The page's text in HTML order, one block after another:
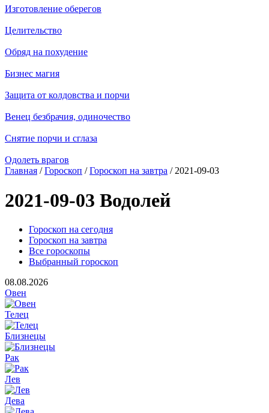
Изготовление оберегов
Целительство
Обряд на похудение
Бизнес магия
Защита от колдовства и порчи
Венец безбрачия, одиночество
Снятие порчи и сглаза
Одолеть врагов
Главная /Гороскоп /Гороскоп на завтра / 2021-09-03
2021-09-03 Водолей
Гороскоп на сегодня
Гороскоп на завтра
Все гороскопы
Выбранный гороскоп
08.08.2026
Овен
Телец
Близнецы
Рак
Лев
Дева